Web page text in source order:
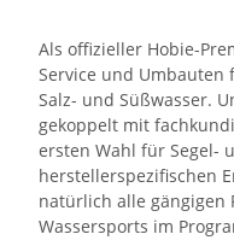
Als offizieller Hobie-
Service und Umbauten
Salz- und Süßwasser.
gekoppelt mit
ersten Wahl für Segel-
herstellerspezifischen
natürlich alle gängigen
Wassersports im